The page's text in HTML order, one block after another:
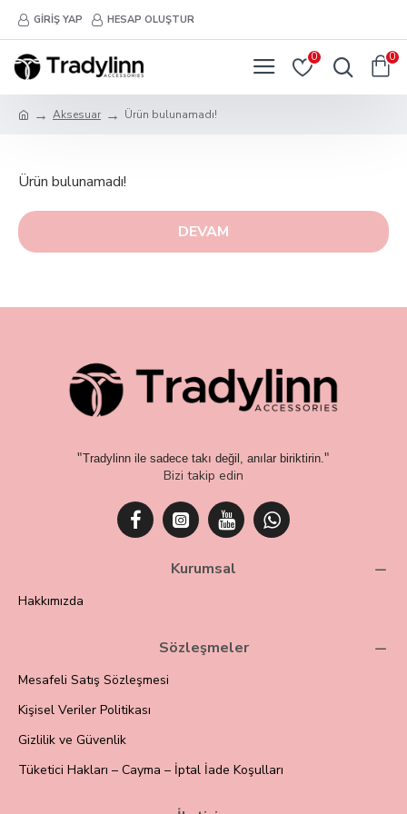
GIRIŞ YAP HESAP OLUŞTUR
0 0
Aksesuar Ürün bulunamadı!
Ürün bulunamadı!
DEVAM
"Tradylinn ile sadece takı değil, anılar biriktirin."
Bizi takip edin
Kurumsal
Hakkımızda
Sözleşmeler
Mesafeli Satış Sözleşmesi
Kişisel Veriler Politikası
Gizlilik ve Güvenlik
Tüketici Hakları – Cayma – İptal İade Koşulları